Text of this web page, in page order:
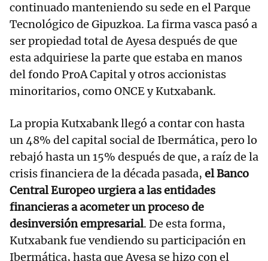
continuado manteniendo su sede en el Parque
Tecnológico de Gipuzkoa. La firma vasca pasó a
ser propiedad total de Ayesa después de que
esta adquiriese la parte que estaba en manos
del fondo ProA Capital y otros accionistas
minoritarios, como ONCE y Kutxabank.
La propia Kutxabank llegó a contar con hasta
un 48% del capital social de Ibermática, pero lo
rebajó hasta un 15% después de que, a raíz de la
crisis financiera de la década pasada, el Banco
Central Europeo urgiera a las entidades
financieras a acometer un proceso de
desinversión empresarial. De esta forma,
Kutxabank fue vendiendo su participación en
Ibermática, hasta que Ayesa se hizo con el